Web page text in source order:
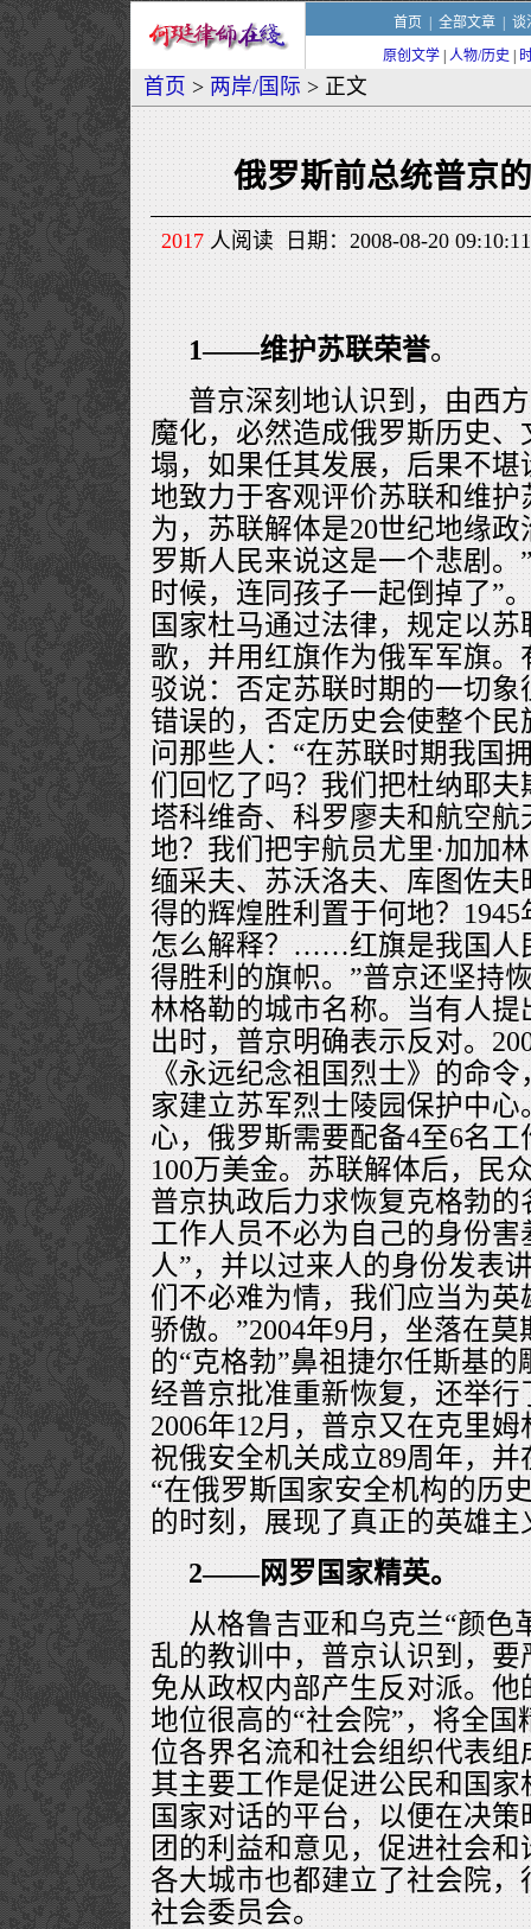
首页 全部文章| 谈
原创文学 人物/历史
首页 > 两岸/国际 > 正文
俄罗斯前总统普京
2017人阅读 日期：2008-08-20
1——维护苏联荣誉。
普京深刻地认识到，由西
魔化，必然造成俄罗斯历史
塌，如果任其发展，后果不
地致力于客观评价苏联和维
为，苏联解体是20世纪地缘
罗斯人民来说这是一个悲剧。
时候，连同孩子一起倒掉了”
国家杜马通过法律，规定以
歌，并用红旗作为俄军军旗
驳说：否定苏联时期的一切
错误的，否定历史会使整个民
问那些人：“在苏联时期我国
们回忆了吗？我们把杜纳耶
塔科维奇、科罗廖夫和航空
地？我们把宇航员尤里·加加
缅采夫、苏沃洛夫、库图佐
得的辉煌胜利置于何地？
怎么解释？……红旗是我国人
得胜利的旗帜。”普京还坚持
林格勒的城市名称。当有人
出时，普京明确表示反对。
《永远纪念祖国烈士》的命
家建立苏军烈士陵园保护中
心，俄罗斯需要配备4至6名
100万美金。苏联解体后，民
普京执政后力求恢复克格勃
工作人员不必为自己的身份害
人”，并以过来人的身份发表
们不必难为情，我们应当为
骄傲。”2004年9月，坐落在
的“克格勃”鼻祖捷尔任斯基
经普京批准重新恢复，还举
2006年12月，普京又在克里
祝俄安全机关成立89周年，
“在俄罗斯国家安全机构的历
的时刻，展现了真正的英雄主
2——网罗国家精英。
从格鲁吉亚和乌克兰“颜色
乱的教训中，普京认识到，
免从政权内部产生反对派。
地位很高的“社会院”，将全国
位各界名流和社会组织代表组
其主要工作是促进公民和国
国家对话的平台，以便在决
团的利益和意见，促进社会
各大城市也都建立了社会院
社会委员会。